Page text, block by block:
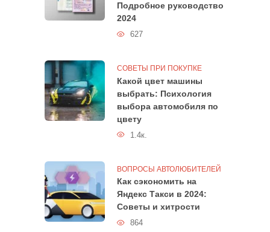
Подробное руководство
2024
627
СОВЕТЫ ПРИ ПОКУПКЕ
Какой цвет машины
выбрать: Психология
выбора автомобиля по
цвету
1.4к.
ВОПРОСЫ АВТОЛЮБИТЕЛЕЙ
Как сэкономить на
Яндекс Такси в 2024:
Советы и хитрости
864